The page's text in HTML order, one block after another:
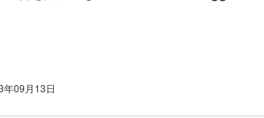
年09月13日